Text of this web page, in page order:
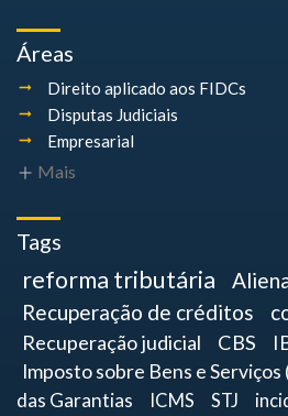
Áreas
Direito aplicado aos FIDCs
Disputas Judiciais
Empresarial
Mais
Tags
reforma tributária
Recuperação de créditos
Recuperação judicial CBS
Imposto sobre Bens e Serviços
das Garantias
ICMS STJ